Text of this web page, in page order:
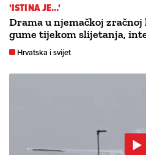
'ISTINA JE...'
Drama u njemačkoj
gume tijekom slijetanja,
Hrvatska i svijet